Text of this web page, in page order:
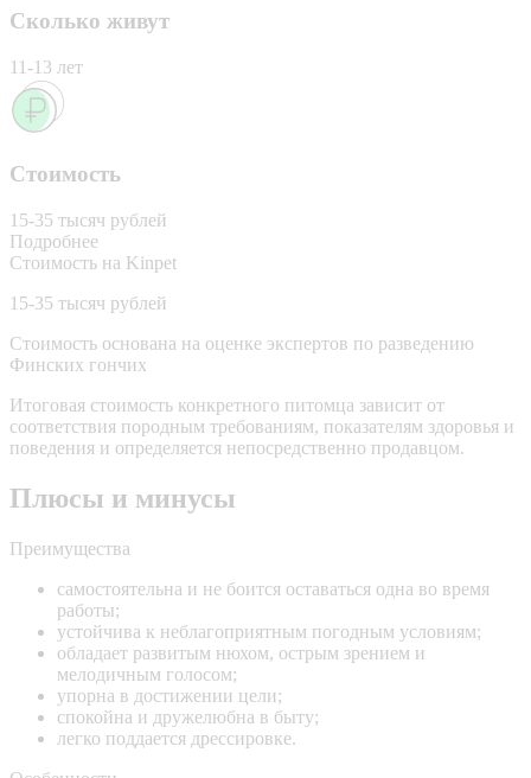
Сколько живут
11-13 лет
Стоимость
15-35 тысяч рублей
Подробнее
Стоимость на Kinpet
15-35 тысяч рублей
Стоимость основана на оценке экспертов по разведению
Финских гончих
Итоговая стоимость конкретного питомца зависит от
соответствия породным требованиям, показателям здоровья и
поведения и определяется непосредственно продавцом.
Плюсы и минусы
Преимущества
самостоятельна и не боится оставаться одна во время
работы;
устойчива к неблагоприятным погодным условиям;
обладает развитым нюхом, острым зрением и
мелодичным голосом;
упорна в достижении цели;
спокойна и дружелюбна в быту;
легко поддается дрессировке.